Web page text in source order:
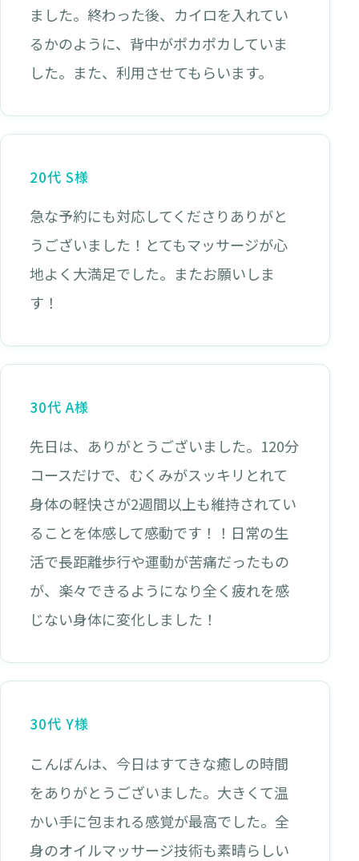
ました。終わった後、カイロを入れてい
るかのように、背中がポカポカしていま
した。また、利用させてもらいます。
20代 S様
急な予約にも対応してくださりありがと
うございました！とてもマッサージが心
地よく大満足でした。またお願いしま
す！
30代 A様
先日は、ありがとうございました。120分
コースだけで、むくみがスッキリとれて
身体の軽快さが2週間以上も維持されてい
ることを体感して感動です！！日常の生
活で長距離歩行や運動が苦痛だったもの
が、楽々できるようになり全く疲れを感
じない身体に変化しました！
30代 Y様
こんばんは、今日はすてきな癒しの時間
をありがとうございました。大きくて温
かい手に包まれる感覚が最高でした。全
身のオイルマッサージ技術も素晴らしい